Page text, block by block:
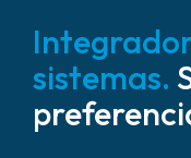
sistemas.